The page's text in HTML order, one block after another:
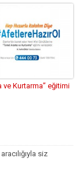
ve Kurtarma” eğitimi
siz